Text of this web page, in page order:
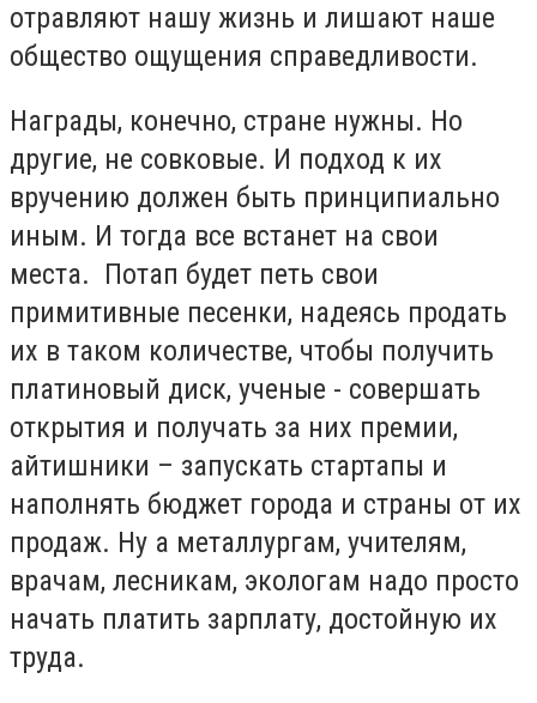
отравляют нашу жизнь и лишают наше
общество ощущения справедливости.
Награды, конечно, стране нужны. Но
другие, не совковые. И подход к их
вручению должен быть принципиально
иным. И тогда все встанет на свои
места. Потап будет петь свои
примитивные песенки, надеясь продать
их в таком количестве, чтобы получить
платиновый диск, ученые - совершать
открытия и получать за них премии,
айтишники – запускать стартапы и
наполнять бюджет города и страны от их
продаж. Ну а металлургам, учителям,
врачам, лесникам, экологам надо просто
начать платить зарплату, достойную их
труда.